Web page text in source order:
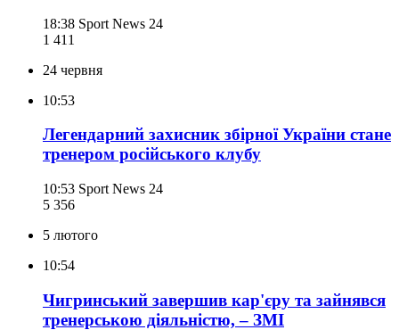
18:38 Sport News 24
1 411
24 червня
10:53
Легендарний захисник збірної України стане
тренером російського клубу
10:53 Sport News 24
5 356
5 лютого
10:54
Чигринський завершив кар'єру та зайнявся
тренерською діяльністю, – ЗМІ